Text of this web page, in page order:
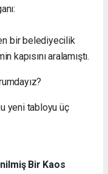
bir belediyecilik
kapısını aralamıştı.
yeni tabloyu üç
Bir Kaos